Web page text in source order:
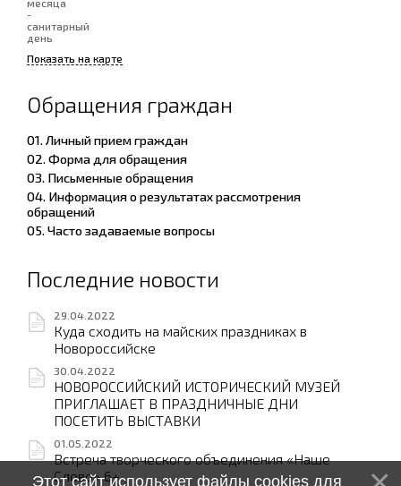
месяца
-
санитарный
день
Показать на карте
Обращения граждан
01. Личный прием граждан
02. Форма для обращения
03. Письменные обращения
04. Информация о результатах рассмотрения
обращений
05. Часто задаваемые вопросы
Последние новости
29.04.2022
Куда сходить на майских праздниках в
Новороссийске
30.04.2022
НОВОРОССИЙСКИЙ ИСТОРИЧЕСКИЙ МУЗЕЙ
ПРИГЛАШАЕТ В ПРАЗДНИЧНЫЕ ДНИ
ПОСЕТИТЬ ВЫСТАВКИ
01.05.2022
Встреча творческого объединения «Наше
Слово» 6+
Этот сайт использует файлы cookies для